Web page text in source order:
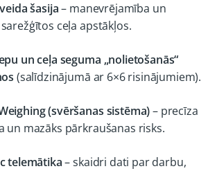
šasija– manevrējamība un
ceļa apstākļos.
un ceļa seguma „nolietošanās“
(salīdzinājumā ar 6×6 risinājumiem).
(svēršanas sistēma)– precīza
un mazāks pārkraušanas risks.
telemātika– skaidri dati par darbu,